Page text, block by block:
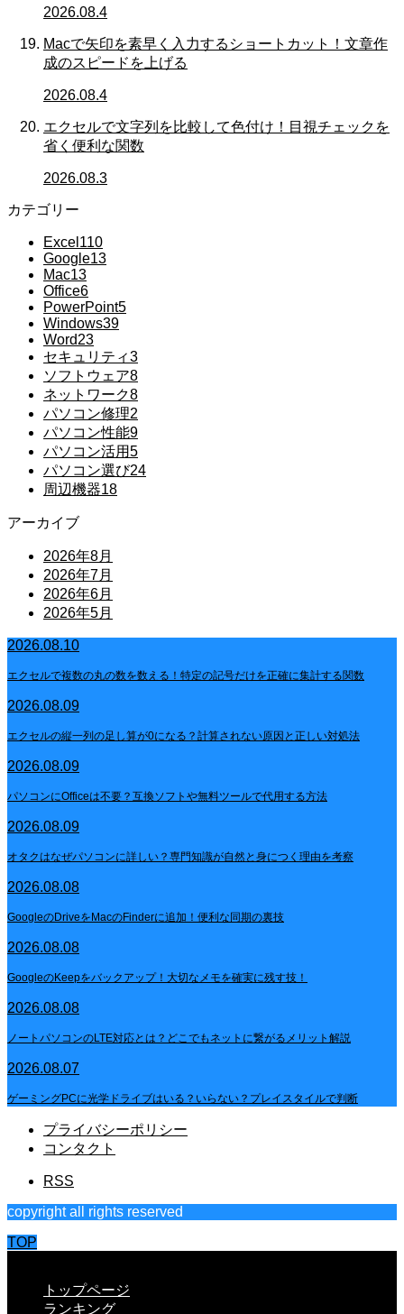
2026.08.4
Macで矢印を素早く入力するショートカット！文章作
成のスピードを上げる
2026.08.4
エクセルで文字列を比較して色付け！目視チェックを
省く便利な関数
2026.08.3
カテゴリー
Excel 110
Google13
Mac13
Office6
PowerPoint5
Windows39
Word23
セキュリティ3
ソフトウェア8
ネットワーク8
パソコン修理2
パソコン性能9
パソコン活用5
パソコン選び24
周辺機器18
アーカイブ
2026年8月
2026年7月
2026年6月
2026年5月
2026.08.10
エクセルで複数の丸の数を数える！特定の記号だけを正確に集計する関数
2026.08.09
エクセルの縦一列の足し算が0になる？計算されない原因と正しい対処法
2026.08.09
パソコンにOfficeは不要？互換ソフトや無料ツールで代用する方法
2026.08.09
オタクはなぜパソコンに詳しい？専門知識が自然と身につく理由を考察
2026.08.08
GoogleのDriveをMacのFinderに追加！便利な同期の裏技
2026.08.08
GoogleのKeepをバックアップ！大切なメモを確実に残す技！
2026.08.08
ノートパソコンのLTE対応とは？どこでもネットに繋がるメリット解説
2026.08.07
ゲーミングPCに光学ドライブはいる？いらない？プレイスタイルで判断
プライバシーポリシー
コンタクト
RSS
copyright all rights reserved
TOP
トップページ
ランキング